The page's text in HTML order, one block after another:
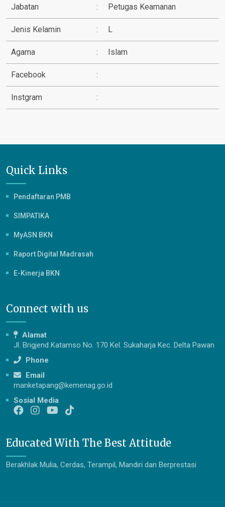
Jabatan : Petugas Keamanan
Jenis Kelamin : L
Agama : Islam
Facebook :
Instgram :
Quick Links
Pendaftaran PMB
SIMPATIKA
MyASN BKN
Raport Digital Madrasah
E-Kinerja BKN
Connect with us
Alamat
Jl. Brigjend Katamso No. 170 Kel. Sukaharja Kec. Delta Pawan
Phone
Email
manketapang@kemenag.go.id
Sosial Media
Educated With The Best Attitude
Berakhlak Mulia, Cerdas, Terampil, Mandiri dan Berprestasi